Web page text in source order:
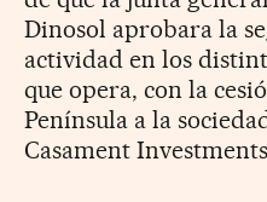
Dinosol aprobara la
actividad en los
que opera, con la
Península a la
Casament